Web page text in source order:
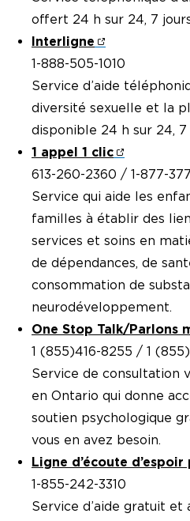
offert 24 h sur 24, 7
Interligne
1-888-505-1010
Service d’aide
diversité sexuelle et la
disponible 24 h sur 24, 7
1 appel 1 clic
613-260-2360 / 1-877-
Service qui aide les
familles à établir des
services et soins en
de dépendances, de
consommation de
neurodéveloppement.
One Stop Talk/Parlons
1 (855)416-8255 / 1
Service de
en Ontario qui donne
soutien psychologique
vous en avez besoin.
Ligne d’écoute
1-855-242-3310
Service d’aide gratuit et